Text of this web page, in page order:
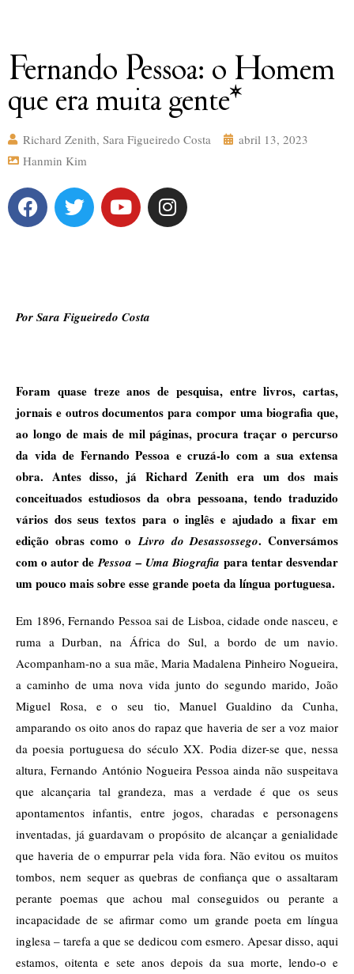
Fernando Pessoa: o Homem
que era muita gente*
Richard Zenith, Sara Figueiredo Costa
abril 13, 2023
Hanmin Kim
Por Sara Figueiredo Costa
Foram quase treze anos de pesquisa, entre livros, cartas,
jornais e outros documentos para compor uma biografia que,
ao longo de mais de mil páginas, procura traçar o percurso
da vida de Fernando Pessoa e cruzá-lo com a sua extensa
obra. Antes disso, já Richard Zenith era um dos mais
conceituados estudiosos da obra pessoana, tendo traduzido
vários dos seus textos para o inglês e ajudado a fixar em
edição obras como oLivro do Desassossego. Conversámos
com o autor dePessoa – Uma Biografia para tentar desvendar
um pouco mais sobre esse grande poeta da língua portuguesa.
Em 1896, Fernando Pessoa sai de Lisboa, cidade onde nasceu, e
ruma a Durban, na África do Sul, a bordo de um navio.
Acompanham-no a sua mãe, Maria Madalena Pinheiro Nogueira,
a caminho de uma nova vida junto do segundo marido, João
Miguel Rosa, e o seu tio, Manuel Gualdino da Cunha,
amparando os oito anos do rapaz que haveria de ser a voz maior
da poesia portuguesa do século XX. Podia dizer-se que, nessa
altura, Fernando António Nogueira Pessoa ainda não suspeitava
que alcançaria tal grandeza, mas a verdade é que os seus
apontamentos infantis, entre jogos, charadas e personagens
inventadas, já guardavam o propósito de alcançar a genialidade
que haveria de o empurrar pela vida fora. Não evitou os muitos
tombos, nem sequer as quebras de confiança que o assaltaram
perante poemas que achou mal conseguidos ou perante a
incapacidade de se afirmar como um grande poeta em língua
inglesa – tarefa a que se dedicou com esmero. Apesar disso, aqui
estamos, oitenta e sete anos depois da sua morte, lendo-o e